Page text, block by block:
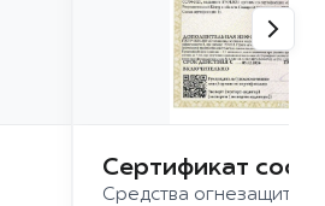
Сертификат
Средства огнезащиты